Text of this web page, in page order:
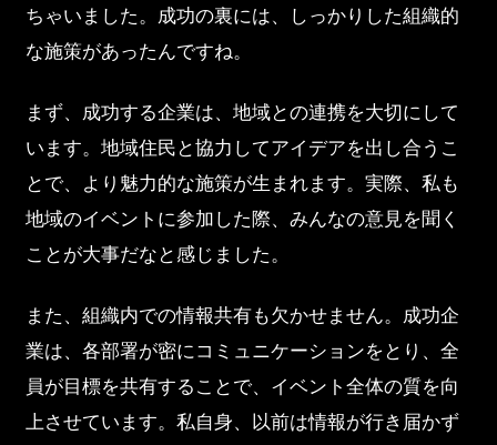
ちゃいました。成功の裏には、しっかりした組織的
な施策があったんですね。
まず、成功する企業は、地域との連携を大切にして
います。地域住民と協力してアイデアを出し合うこ
とで、より魅力的な施策が生まれます。実際、私も
地域のイベントに参加した際、みんなの意見を聞く
ことが大事だなと感じました。
また、組織内での情報共有も欠かせません。成功企
業は、各部署が密にコミュニケーションをとり、全
員が目標を共有することで、イベント全体の質を向
上させています。私自身、以前は情報が行き届かず